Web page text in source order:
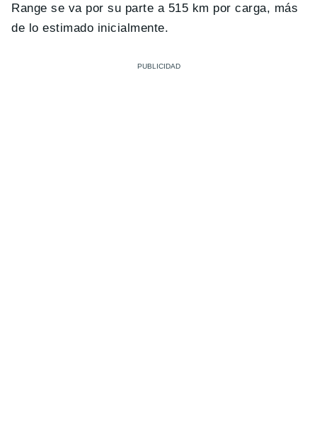
Range se va por su parte a 515 km por carga, más
de lo estimado inicialmente.